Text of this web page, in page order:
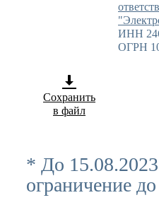
Сохранить
в файл
ИНН
ОГРН
* До 15.08.2023
ограничение